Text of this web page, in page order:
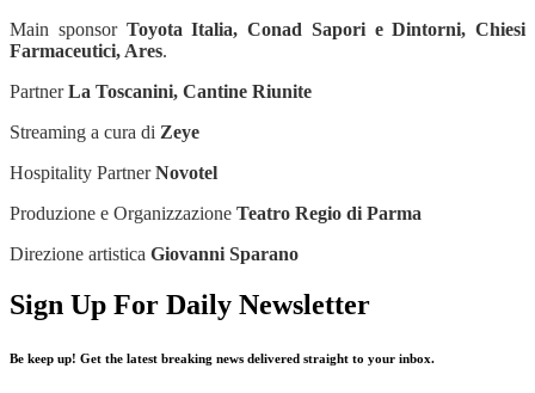
Main sponsor Toyota Italia, Conad Sapori e Dintorni, Chiesi
Farmaceutici, Ares.
PartnerLa Toscanini, Cantine Riunite
Streaming a cura di Zeye
Hospitality PartnerNovotel
Produzione e Organizzazione Teatro Regio di Parma
Direzione artistica Giovanni Sparano
Sign Up For Daily Newsletter
Be keep up! Get the latest breaking news delivered straight to your inbox.